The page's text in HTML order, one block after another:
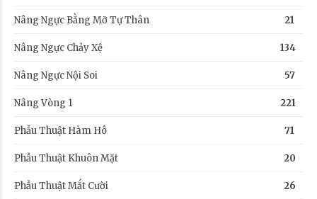
Nâng Ngực Bằng Mỡ Tự Thân 21
Nâng Ngực Chảy Xệ 134
Nâng Ngực Nội Soi 57
Nâng Vòng 1 221
Phẫu Thuật Hàm Hô 71
Phẫu Thuật Khuôn Mặt 20
Phẫu Thuật Mắt Cười 26